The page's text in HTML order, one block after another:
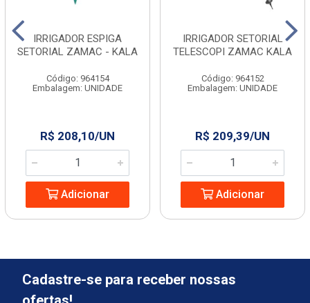
IRRIGADOR ESPIGA
SETORIAL ZAMAC - KALA
Código: 964154
Embalagem: UNIDADE
R$ 208,10/UN
Adicionar
IRRIGADOR SETORIAL
TELESCOPI ZAMAC KALA
Código: 964152
Embalagem: UNIDADE
R$ 209,39/UN
Adicionar
Cadastre-se para receber nossas